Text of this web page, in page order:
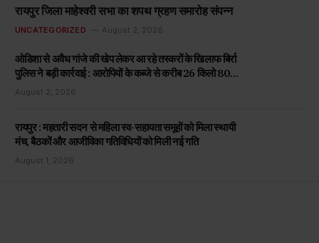
रायपुर जिला माहेश्वरी सभा का शपथ ग्रहण समारोह संपन्न
UNCATEGORIZED August 2, 2026
ओडिशा से अवैध गांजे की खेप लेकर आ रहे तस्करों के खिलाफ बिर्रा
पुलिस ने बड़ी कार्रवाई : आरोपियों के कब्जे से करीब 26 किलो 800
ग्राम अवैध गांजा बरामद
August 2, 2026
रायपुर : महतारी सदन से महिला स्व-सहायता समूहों को मिला स्थायी
मंच, बैठकों और आजीविका गतिविधियों को मिली नई गति
August 1, 2026